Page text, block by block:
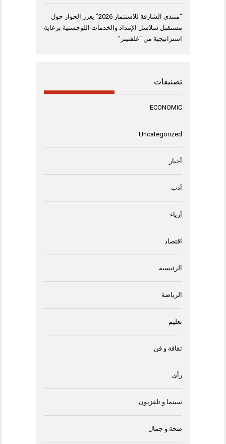
“منتدى الشارقة للاستثمار 2026” يعزز الحوار حول
مستقبل سلاسل الإمداد والخدمات اللوجستية برعاية
استراتيجية من “غلفتينر”
تصنيفات
ECONOMIC
Uncategorized
أخبار
أدب
أزياء
اقتصاد
الرئيسية
الرياضة
تعليم
ثقافة و فن
رأى
سينما و تلفزيون
صحة و جمال